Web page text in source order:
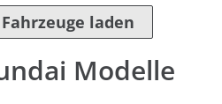
laden
Modelle